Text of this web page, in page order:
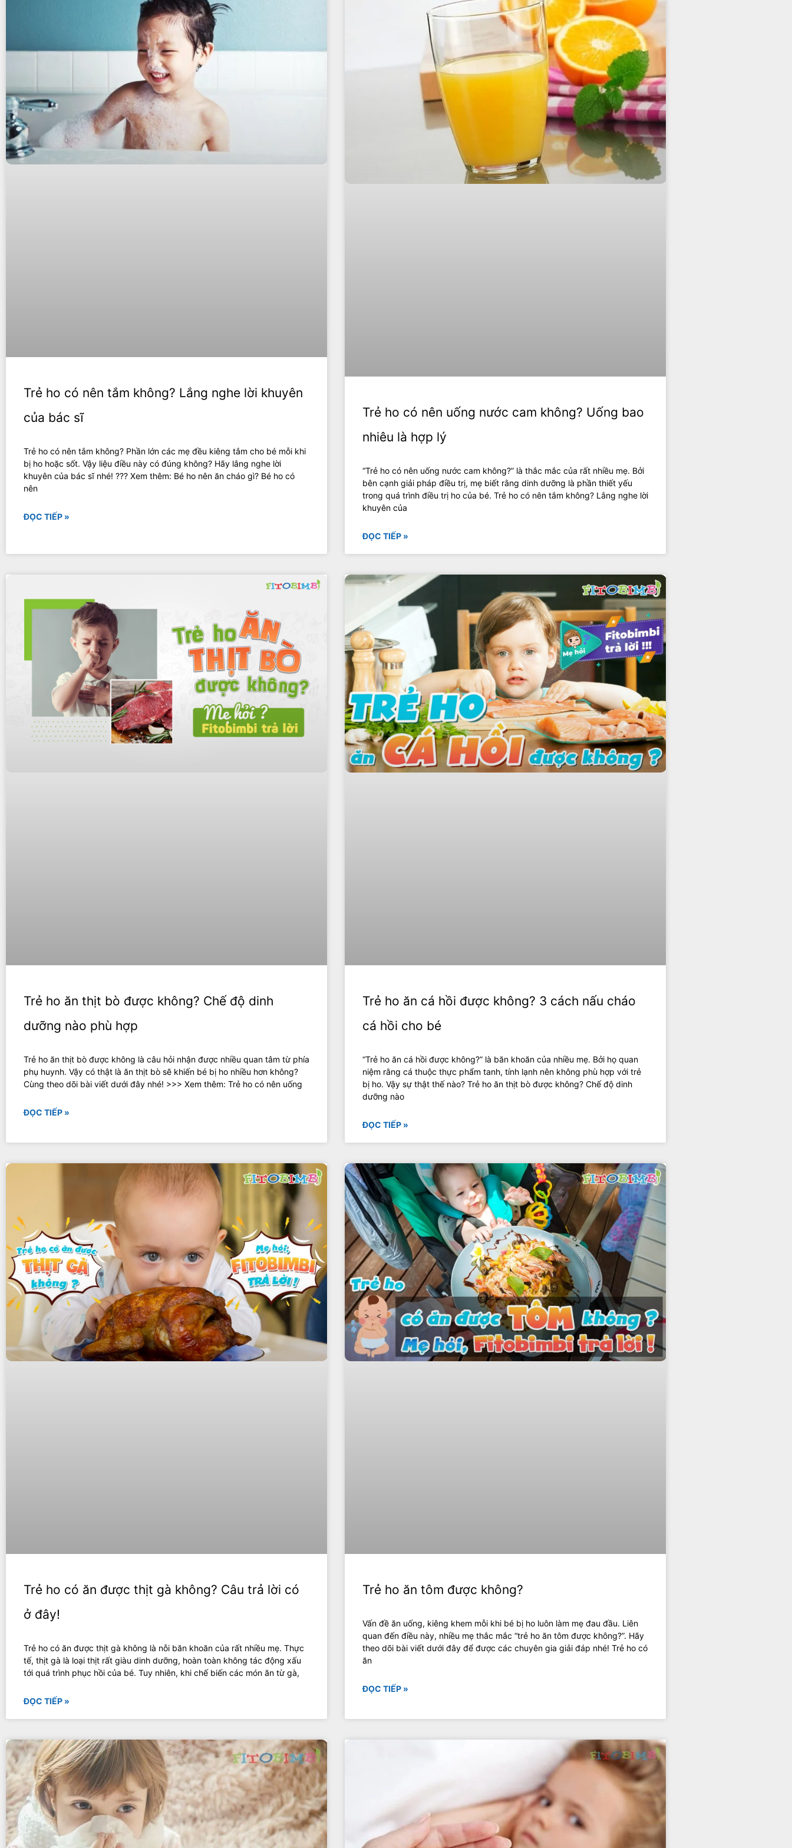
Trẻ ho có nên tắm không? Lắng nghe lời khuyên
của bác sĩ
Trẻ ho có nên tắm không? Phần lớn các mẹ đều kiêng tắm cho bé mỗi khi
bị ho hoặc sốt. Vậy liệu điều này có đúng không? Hãy lắng nghe lời
khuyên của bác sĩ nhé! ??? Xem thêm: Bé ho nên ăn cháo gì? Bé ho có
nên
ĐỌC TIẾP »
Trẻ ho có nên uống nước cam không? Uống bao
nhiêu là hợp lý
“Trẻ ho có nên uống nước cam không?” là thắc mắc của rất nhiều mẹ. Bởi
bên cạnh giải pháp điều trị, mẹ biết rằng dinh dưỡng là phần thiết yếu
trong quá trình điều trị ho của bé. Trẻ ho có nên tắm không? Lắng nghe lời
khuyên của
ĐỌC TIẾP »
Trẻ ho ăn thịt bò được không? Chế độ dinh
dưỡng nào phù hợp
Trẻ ho ăn thịt bò được không là câu hỏi nhận được nhiều quan tâm từ phía
phụ huynh. Vậy có thật là ăn thịt bò sẽ khiến bé bị ho nhiều hơn không?
Cùng theo dõi bài viết dưới đây nhé! >>> Xem thêm: Trẻ ho có nên uống
ĐỌC TIẾP »
Trẻ ho ăn cá hồi được không? 3 cách nấu cháo
cá hồi cho bé
“Trẻ ho ăn cá hồi được không?” là băn khoăn của nhiều mẹ. Bởi họ quan
niệm rằng cá thuộc thực phẩm tanh, tính lạnh nên không phù hợp với trẻ
bị ho. Vậy sự thật thế nào? Trẻ ho ăn thịt bò được không? Chế độ dinh
dưỡng nào
ĐỌC TIẾP »
Trẻ ho có ăn được thịt gà không? Câu trả lời có
ở đây!
Trẻ ho có ăn được thịt gà không là nỗi băn khoăn của rất nhiều mẹ. Thực
tế, thịt gà là loại thịt rất giàu dinh dưỡng, hoàn toàn không tác động xấu
tới quá trình phục hồi của bé. Tuy nhiên, khi chế biến các món ăn từ gà,
ĐỌC TIẾP »
Trẻ ho ăn tôm được không?
Vấn đề ăn uống, kiêng khem mỗi khi bé bị ho luôn làm mẹ đau đầu. Liên
quan đến điều này, nhiều mẹ thắc mắc “trẻ ho ăn tôm được không?”. Hãy
theo dõi bài viết dưới đây để được các chuyên gia giải đáp nhé! Trẻ ho có
ăn
ĐỌC TIẾP »